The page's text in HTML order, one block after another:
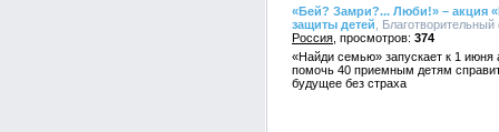
«Бей? Замри?... Люби!» – акция
защиты детей ,
Россия
374
«Найди семью» запускает к 1
помочь 40 приемным детям
будущее без страха